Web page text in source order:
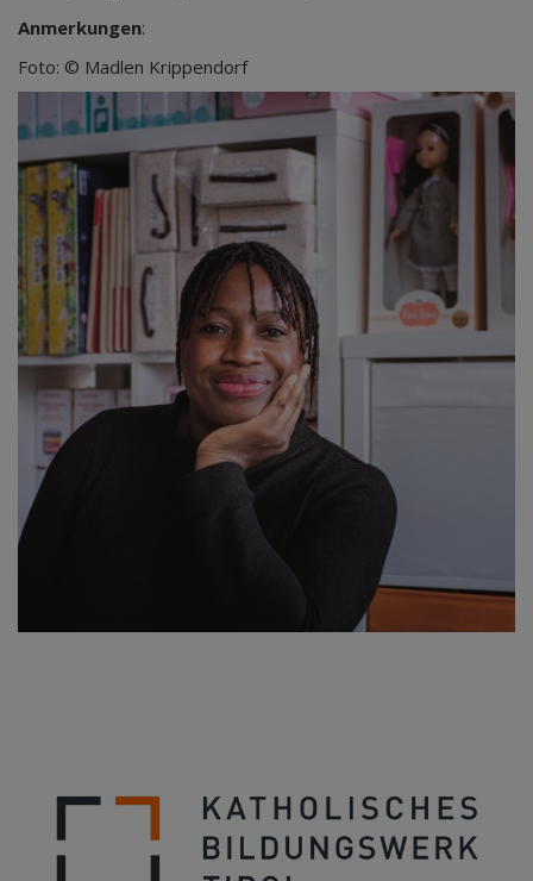
Anmerkungen:
Foto: © Madlen Krippendorf